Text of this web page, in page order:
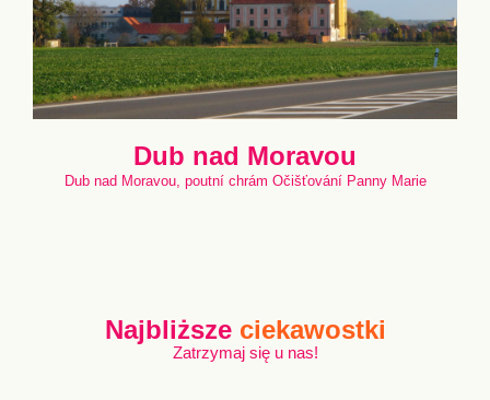
Dub nad Moravou
Dub nad Moravou, poutní chrám Očišťování Panny Marie
Najbliższe ciekawostki
Zatrzymaj się u nas!